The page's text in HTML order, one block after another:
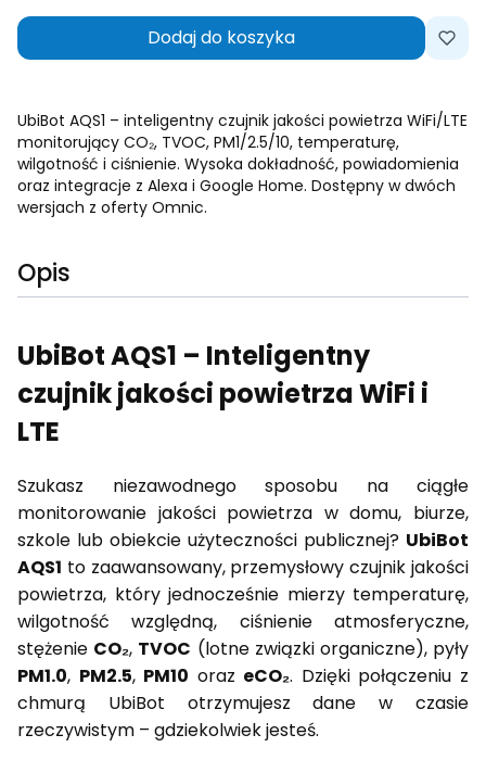
Dodaj do koszyka
UbiBot AQS1 – inteligentny czujnik jakości powietrza WiFi/LTE
monitorujący CO₂, TVOC, PM1/2.5/10, temperaturę,
wilgotność i ciśnienie. Wysoka dokładność, powiadomienia
oraz integracje z Alexa i Google Home. Dostępny w dwóch
wersjach z oferty Omnic.
Opis
UbiBot AQS1 – Inteligentny
czujnik jakości powietrza WiFi i
LTE
Szukasz niezawodnego sposobu na ciągłe
monitorowanie jakości powietrza w domu, biurze,
szkole lub obiekcie użyteczności publicznej? UbiBot
AQS1 to zaawansowany, przemysłowy czujnik jakości
powietrza, który jednocześnie mierzy temperaturę,
wilgotność względną, ciśnienie atmosferyczne,
stężenie CO₂, TVOC (lotne związki organiczne), pyły
PM1.0, PM2.5, PM10 oraz eCO₂. Dzięki połączeniu z
chmurą UbiBot otrzymujesz dane w czasie
rzeczywistym – gdziekolwiek jesteś.